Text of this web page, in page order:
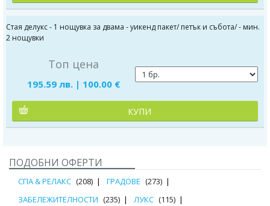
Стая делукс - 1 нощувка за двама - уикенд пакет/ петък и събота/ - мин.
2 нощувки
Топ цена
195.59 лв. | 100.00 €
КУПИ
ПОДОБНИ ОФЕРТИ
СПА & РЕЛАКС (208) ГРАДОВЕ (273)
ЗАБЕЛЕЖИТЕЛНОСТИ (235) ЛУКС (115)